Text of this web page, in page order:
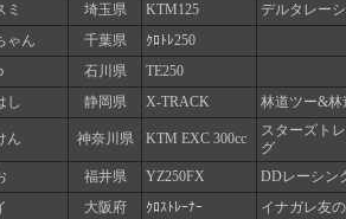
ミ 埼玉県 KTM125 デルタレー
ゃん 千葉県 ｸﾛﾄﾚ250
石川県 TE250
し 静岡県 X-TRACK 林道ツー&林
ん 神奈川県 KTM EXC 300cc
スターズト
グ
福井県 YZ250FX DDレーシン
大阪府 ｸﾛｽﾄﾚｰﾅｰ イナガレ友